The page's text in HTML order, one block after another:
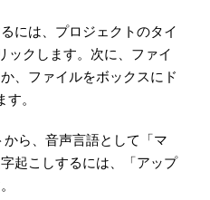
には、プロジェクトのタイ
ックします。次に、ファイ
、ファイルをボックスにド
。
ら、音声言語として「マ
起こしするには、「アップ